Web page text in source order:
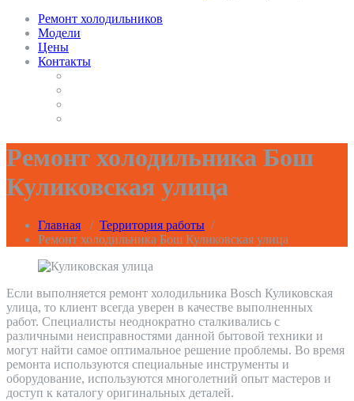
Ремонт холодильников
Модели
Цены
Контакты
Ремонт холодильника Бош
Куликовская улица
Главная / Территория работы /
Ремонт холодильника Бош Куликовская улица
Если выполняется ремонт холодильника Bosch Куликовская
улица, то клиент всегда уверен в качестве выполненных
работ. Специалисты неоднократно сталкивались с
различными неисправностями данной бытовой техники и
могут найти самое оптимальное решение проблемы. Во время
ремонта используются специальные инструменты и
оборудование, используются многолетний опыт мастеров и
доступ к каталогу оригинальных деталей.